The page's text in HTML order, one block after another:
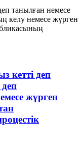
танылған немесе
келу немесе жүрген
кетті деп
жүрген